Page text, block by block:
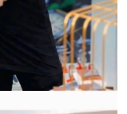
Phối Các Loại